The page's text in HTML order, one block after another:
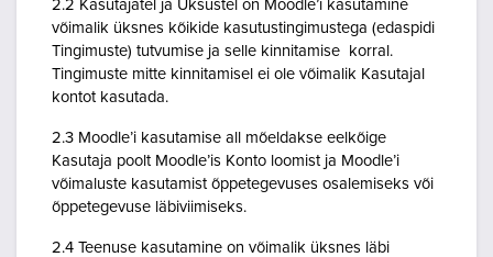
2.2 Kasutajatel ja Üksustel on Moodle’i kasutamine
võimalik üksnes kõikide kasutustingimustega (edaspidi
Tingimuste) tutvumise ja selle kinnitamise korral.
Tingimuste mitte kinnitamisel ei ole võimalik Kasutajal
kontot kasutada.
2.3 Moodle’i kasutamise all mõeldakse eelkõige
Kasutaja poolt Moodle’is Konto loomist ja Moodle’i
võimaluste kasutamist õppetegevuses osalemiseks või
õppetegevuse läbiviimiseks.
2.4 Teenuse kasutamine on võimalik üksnes läbi